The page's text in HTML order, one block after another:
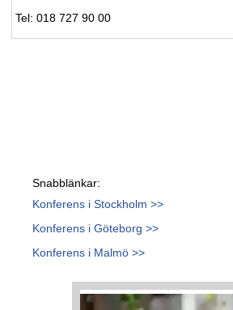
Tel: 018 727 90 00
Snabblänkar:
Konferens i Stockholm >>
Konferens i Göteborg >>
Konferens i Malmö >>